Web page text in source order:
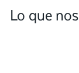
Lo que